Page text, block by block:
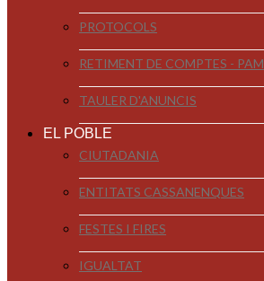
PROTOCOLS
RETIMENT DE COMPTES - PAM
TAULER D'ANUNCIS
EL POBLE
CIUTADANIA
ENTITATS CASSANENQUES
FESTES I FIRES
IGUALTAT